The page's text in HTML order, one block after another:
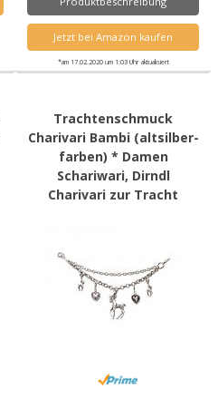
Jetzt bei Amazon kaufen
*am 17.02.2020 um 1:03 Uhr aktualisiert
Trachtenschmuck
Charivari Bambi (altsilber-
farben) * Damen
Schariwari, Dirndl
Charivari zur Tracht